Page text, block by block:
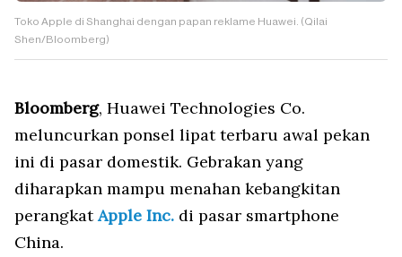
Toko Apple di Shanghai dengan papan reklame Huawei. (Qilai
Shen/Bloomberg)
Bloomberg, Huawei Technologies Co.
meluncurkan ponsel lipat terbaru awal pekan
ini di pasar domestik. Gebrakan yang
diharapkan mampu menahan kebangkitan
perangkatApple Inc. di pasar smartphone
China.